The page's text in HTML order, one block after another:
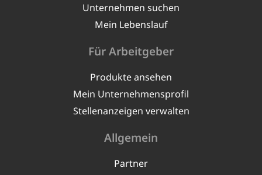
Unternehmen suchen
Mein Lebenslauf
Für Arbeitgeber
Produkte ansehen
Mein Unternehmensprofil
Stellenanzeigen verwalten
Allgemein
Partner